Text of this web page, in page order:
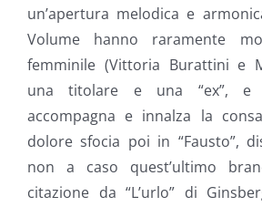
un’apertura melodica e
Volume hanno raramente
femminile (Vittoria Burattini e
una titolare e una “ex”, e
accompagna e innalza la
dolore sfocia poi in “Fausto”,
non a caso quest’ultimo
citazione da “L’urlo” di